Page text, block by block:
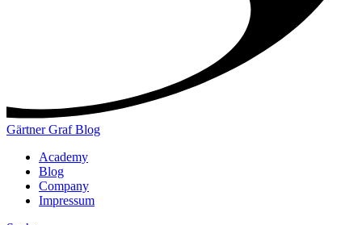
Gärtner Graf Blog
Academy
Blog
Company
Impressum